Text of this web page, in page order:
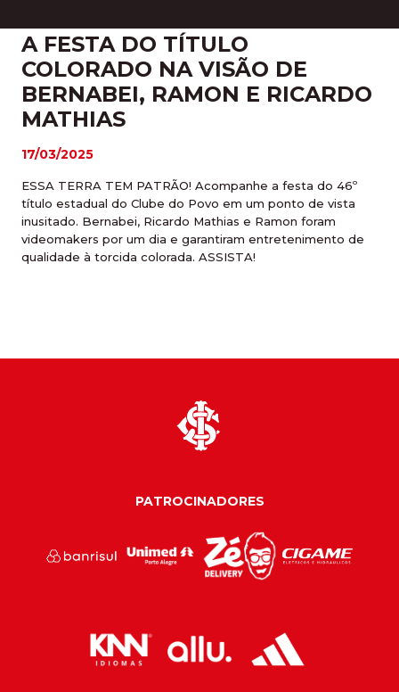
A FESTA DO TÍTULO
COLORADO NA VISÃO DE
BERNABEI, RAMON E RICARDO
MATHIAS
17/03/2025
ESSA TERRA TEM PATRÃO! Acompanhe a festa do 46º
título estadual do Clube do Povo em um ponto de vista
inusitado. Bernabei, Ricardo Mathias e Ramon foram
videomakers por um dia e garantiram entretenimento de
qualidade à torcida colorada. ASSISTA!
PATROCINADORES